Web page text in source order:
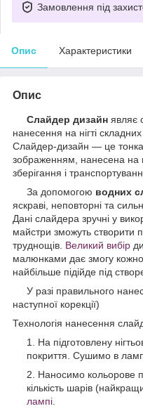
Замовлення під
Опис Характеристики
Опис
Слайдер дизайн являє
нанесення на нігті
Слайдер-дизайн — це тонка
зображенням, нанесена на
зберігання і
За допомогою водних
яскраві, неповторні та
Дані слайдера зручні у
майстри зможуть створити
труднощів. Великий вибір
малюнками дає змогу
найбільше підійде під
У разі правильного
наступної корекції)
Технологія нанесення
На підготовлену
покриття. Сушимо в
Наносимо кольорове
кількість шарів
лампі